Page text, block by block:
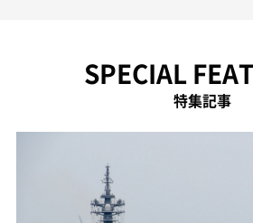
SPECIAL
特集記事